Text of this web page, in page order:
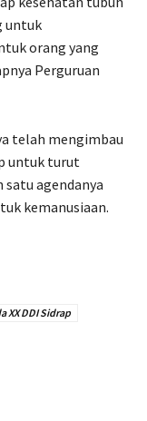
untuk
orang yang
Perguruan
telah mengimbau
untuk turut
satu agendanya
kemanusiaan.
XX DDI Sidrap